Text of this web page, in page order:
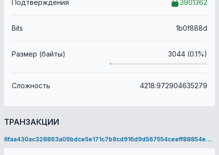
Подтверждения 3901362
Bits 1b0f888d
Размер (байты) 3044 (0.1%)
Сложность 4218.972904635279
ТРАНЗАКЦИИ
6faa430ac328863a09bdce5e171c7b8cd916d9d567554ceeff88854e9dbbaadd